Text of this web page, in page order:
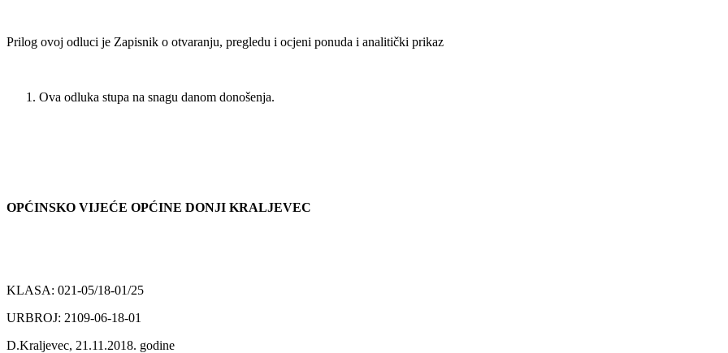
Prilog ovoj odluci je Zapisnik o otvaranju, pregledu i ocjeni ponuda i analitički prikaz
Ova odluka stupa na snagu danom donošenja.
OPĆINSKO VIJEĆE OPĆINE DONJI KRALJEVEC
KLASA: 021-05/18-01/25
URBROJ: 2109-06-18-01
D.Kraljevec, 21.11.2018. godine